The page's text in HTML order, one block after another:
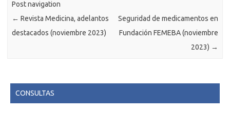
Post navigation
← Revista Medicina, adelantos
destacados (noviembre 2023)
Seguridad de medicamentos en
Fundación FEMEBA (noviembre
2023) →
CONSULTAS